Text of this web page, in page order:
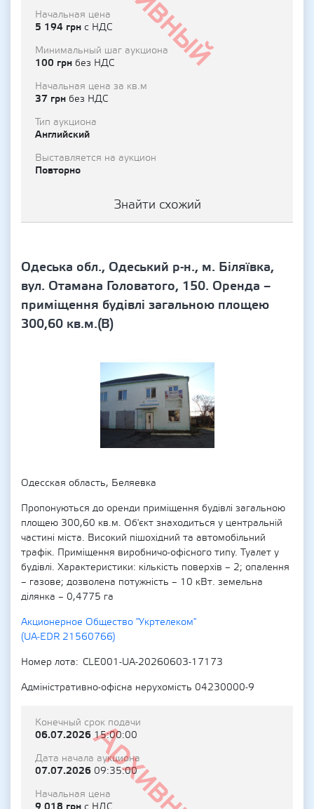
Начальная цена
5 194 грн с НДС
Минимальный шаг аукциона
100 грн без НДС
Начальная цена за кв.м
37 грн без НДС
Тип аукциона
Английский
Выставляется на аукцион
Повторно
Знайти схожий
Одеська обл., Одеський р-н., м. Біляївка,
вул. Отамана Головатого, 150. Оренда –
приміщення будівлі загальною площею
300,60 кв.м.(В)
Одесская область, Беляевка
Пропонуються до оренди приміщення будівлі загальною
площею 300,60 кв.м. Об'єкт знаходиться у центральній
частині міста. Високий пішохідний та автомобільний
трафік. Приміщення виробничо-офісного типу. Туалет у
будівлі. Характеристики: кількість поверхів – 2; опалення
– газове; дозволена потужність – 10 кВт. земельна
ділянка – 0,4775 га
Акционерное Общество "Укртелеком"
(UA-EDR 21560766)
Номер лота
CLE001-UA-20260603-17173
Адміністративно-офісна нерухомість 04230000-9
Конечный срок подачи
06.07.202615:00:00
Дата начала аукциона
07.07.2026 09:35:00
Начальная цена